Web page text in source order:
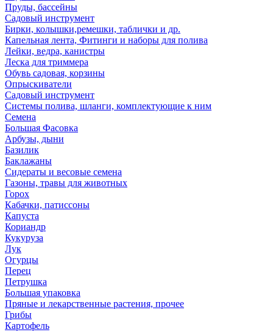
Пруды, бассейны
Садовый инструмент
Бирки, колышки,ремешки, таблички и др.
Капельная лента, Фитинги и наборы для полива
Лейки, ведра, канистры
Леска для триммера
Обувь садовая, корзины
Опрыскиватели
Садовый инструмент
Системы полива, шланги, комплектующие к ним
Семена
Большая Фасовка
Арбузы, дыни
Базилик
Баклажаны
Сидераты и весовые семена
Газоны, травы для животных
Горох
Кабачки, патиссоны
Капуста
Кориандр
Кукуруза
Лук
Огурцы
Перец
Петрушка
Большая упаковка
Пряные и лекарственные растения, прочее
Грибы
Картофель